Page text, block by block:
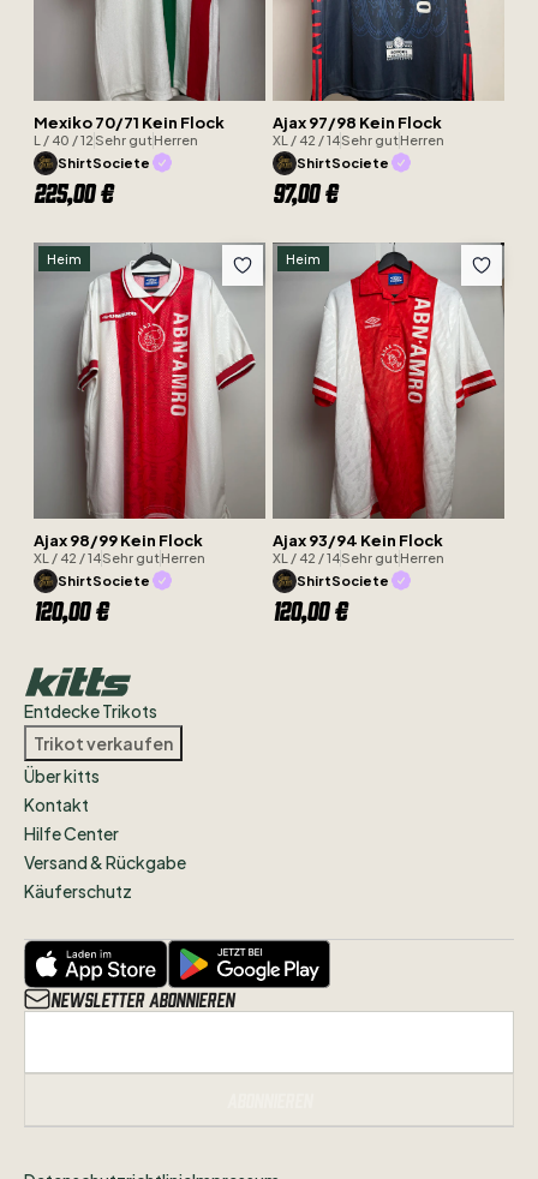
Mexiko 70/71 Kein Flock
L / 40 / 12 Sehr gutHerren
ShirtSociete
225,00 €
Ajax 97/98 Kein Flock
XL / 42 / 14Sehr gutHerren
ShirtSociete
97,00 €
Heim
Ajax 98/99 Kein Flock
XL / 42 / 14Sehr gutHerren
ShirtSociete
120,00 €
Heim
Ajax 93/94 Kein Flock
XL / 42 / 14Sehr gutHerren
ShirtSociete
120,00 €
Entdecke Trikots
Trikot verkaufen
Über kitts
Kontakt
Hilfe Center
Versand & Rückgabe
Käuferschutz
Newsletter abonnieren